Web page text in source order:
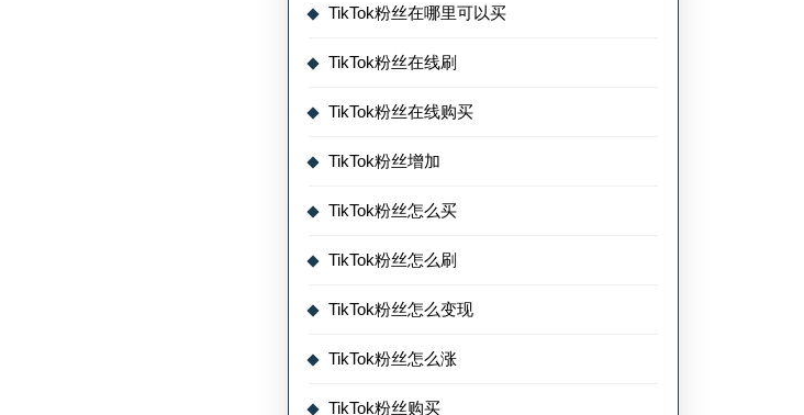
TikTok粉丝在哪里可以买
TikTok粉丝在线刷
TikTok粉丝在线购买
TikTok粉丝增加
TikTok粉丝怎么买
TikTok粉丝怎么刷
TikTok粉丝怎么变现
TikTok粉丝怎么涨
TikTok粉丝购买